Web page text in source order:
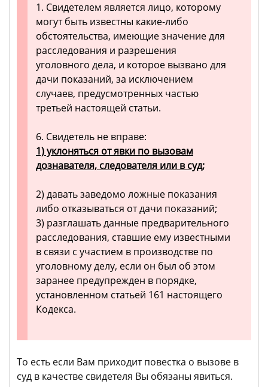
1. Свидетелем является лицо, которому
могут быть известны какие-либо
обстоятельства, имеющие значение для
расследования и разрешения
уголовного дела, и которое вызвано для
дачи показаний, за исключением
случаев, предусмотренных частью
третьей настоящей статьи.
6. Свидетель не вправе:
1) уклоняться от явки по вызовам
дознавателя, следователя или в суд;
2) давать заведомо ложные показания
либо отказываться от дачи показаний;
3) разглашать данные предварительного
расследования, ставшие ему известными
в связи с участием в производстве по
уголовному делу, если он был об этом
заранее предупрежден в порядке,
установленном статьей 161 настоящего
Кодекса.
То есть если Вам приходит повестка о вызове в
суд в качестве свидетеля Вы обязаны явиться.